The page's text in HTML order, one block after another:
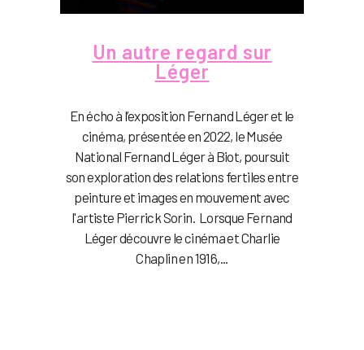
Un autre regard sur
Léger
En écho à l’exposition Fernand Léger et le
cinéma, présentée en 2022, le Musée
National Fernand Léger à Biot, poursuit
son exploration des relations fertiles entre
peinture et images en mouvement avec
l'artiste Pierrick Sorin. Lorsque Fernand
Léger découvre le cinéma et Charlie
Chaplin en 1916,...